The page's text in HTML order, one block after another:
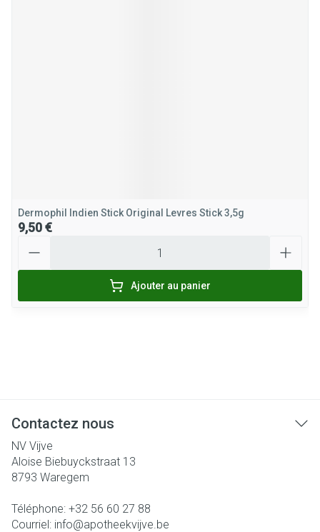
Dermophil Indien Stick Original Levres Stick 3,5g
9,50 €
Ajouter au panier
Contactez nous
NV Vijve
Aloise Biebuyckstraat 13
8793 Waregem
Téléphone: +32 56 60 27 88
Courriel: info@apotheekvijve.be